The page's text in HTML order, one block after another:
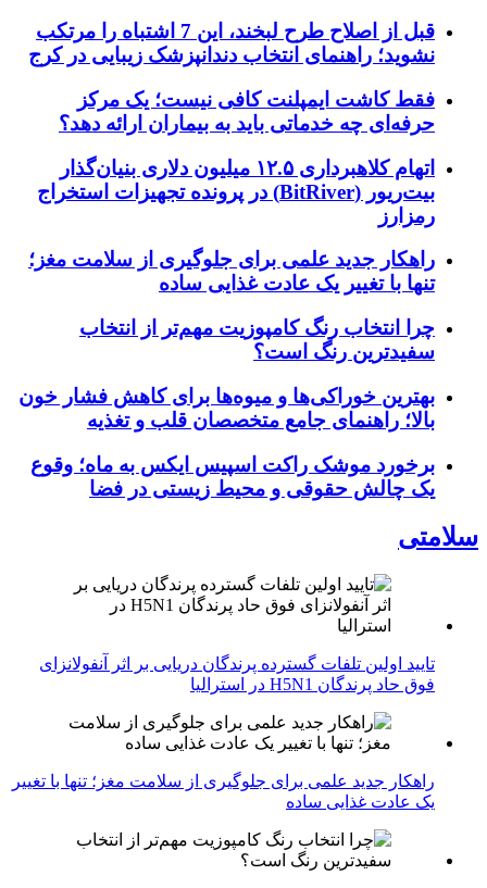
قبل از اصلاح طرح لبخند، این 7 اشتباه را مرتکب
نشوید؛ راهنمای انتخاب دندانپزشک زیبایی در کرج
فقط کاشت ایمپلنت کافی نیست؛ یک مرکز
حرفه‌ای چه خدماتی باید به بیماران ارائه دهد؟
اتهام کلاهبرداری ۱۲.۵ میلیون دلاری بنیان‌گذار
بیت‌ریور (BitRiver) در پرونده تجهیزات استخراج
رمزارز
راهکار جدید علمی برای جلوگیری از سلامت مغز؛
تنها با تغییر یک عادت غذایی ساده
چرا انتخاب رنگ کامپوزیت مهم‌تر از انتخاب
سفیدترین رنگ است؟
بهترین خوراکی‌ها و میوه‌ها برای کاهش فشار خون
بالا؛ راهنمای جامع متخصصان قلب و تغذیه
برخورد موشک راکت اسپیس ایکس به ماه؛ وقوع
یک چالش حقوقی و محیط زیستی در فضا
سلامتی
تایید اولین تلفات گسترده پرندگان دریایی بر اثر آنفولانزای
فوق حاد پرندگان H5N1 در استرالیا
راهکار جدید علمی برای جلوگیری از سلامت مغز؛ تنها با تغییر
یک عادت غذایی ساده